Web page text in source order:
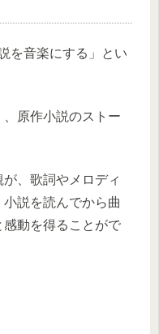
を音楽にする」とい
、原作小説のストー
、歌詞やメロディ
説を読んでから曲
動を得ることがで